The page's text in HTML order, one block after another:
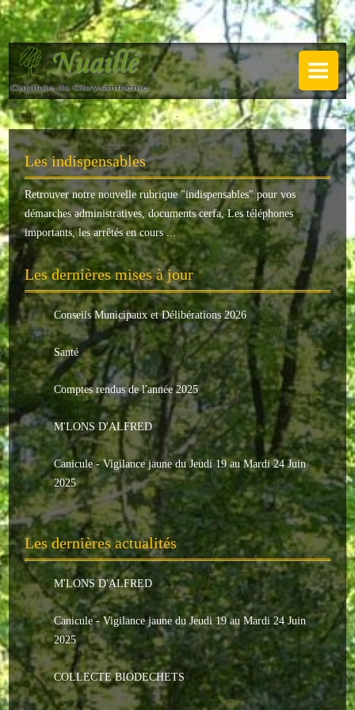
NUAILLÉ
Plan de Nuaillé
Sentiers pédestres
Guide annuel
Histoire
Galerie
LA MAIRIE
Horaires
Agence postale
Le conseil municipal
Les élus
Les commissions
Les comptes rendus
Le personnel communal
L'Echo de Nuaillé
Tarifs et locations
Galeries photos
INDISPENSABLES
Nouveaux arrivants
.
Les indispensables
Retrouver notre nouvelle rubrique "indispensables" pour vos
démarches administratives, documents cerfa, Les téléphones
importants, les arrêtés en cours ...
Les dernières mises à jour
Conseils Municipaux et Délibérations 2026
Santé
Comptes rendus de l'année 2025
M'LONS D'ALFRED
Canicule - Vigilance jaune du Jeudi 19 au Mardi 24 Juin
2025
Les dernières actualités
M'LONS D'ALFRED
Canicule - Vigilance jaune du Jeudi 19 au Mardi 24 Juin
2025
COLLECTE BIODECHETS